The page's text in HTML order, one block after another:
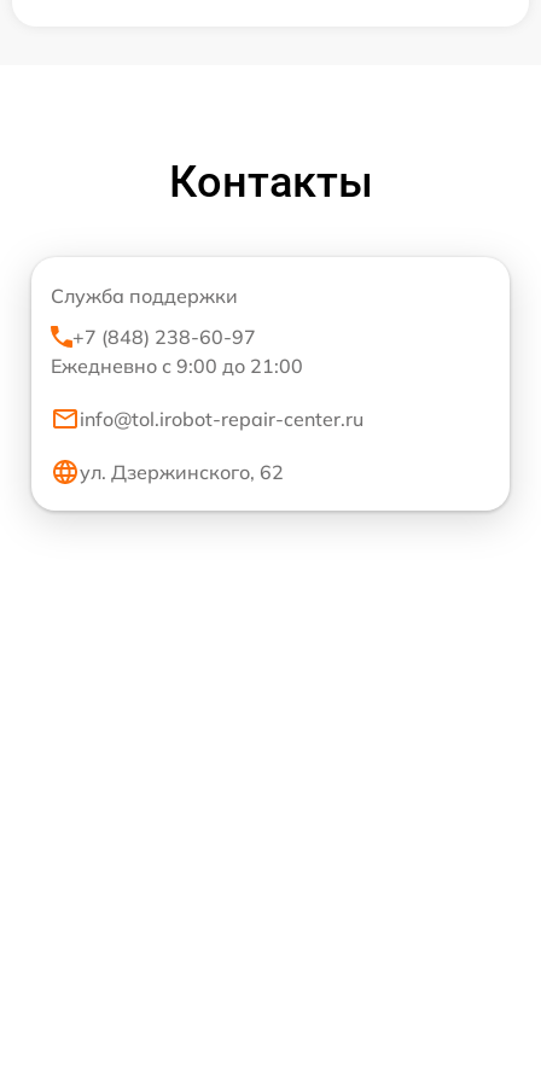
Контакты
Служба поддержки
+7 (848) 238-60-97
Ежедневно с 9:00 до 21:00
info@tol.irobot-repair-center.ru
ул. Дзержинского, 62